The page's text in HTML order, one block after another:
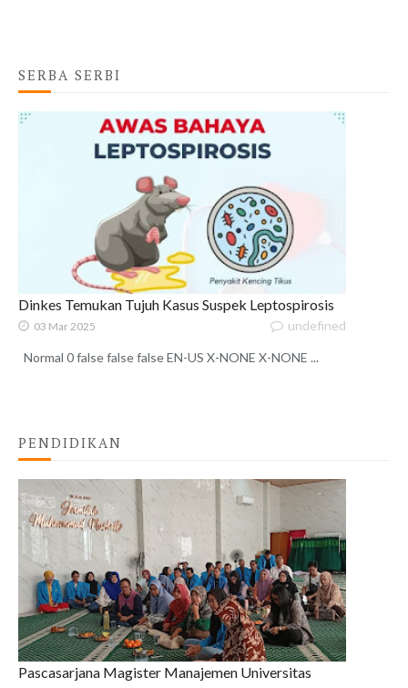
SERBA SERBI
Dinkes Temukan Tujuh Kasus Suspek Leptospirosis
03 Mar 2025 undefined
Normal 0 false false false EN-US X-NONE X-NONE ...
PENDIDIKAN
Pascasarjana Magister Manajemen Universitas